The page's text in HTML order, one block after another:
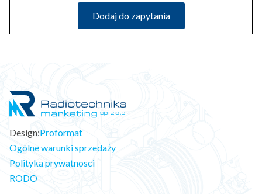
Dodaj do zapytania
Design:Proformat
Ogólne warunki sprzedaży
Polityka prywatnosci
RODO